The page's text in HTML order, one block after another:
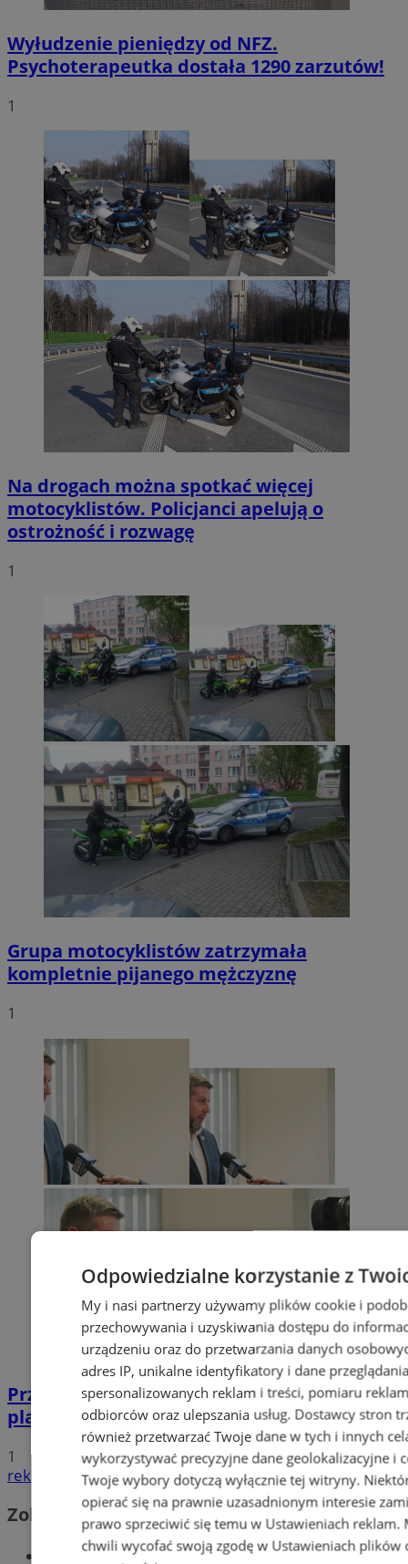
Wyłudzenie pieniędzy od NFZ.
Psychoterapeutka dostała 1290 zarzutów!
1
Na drogach można spotkać więcej
motocyklistów. Policjanci apelują o
ostrożność i rozwagę
1
Grupa motocyklistów zatrzymała
kompletnie pijanego mężczyznę
1
Przyszłość Wodzisławia Śląskiego:
planowane inwestycje na 2025 rok
1
reklama
Zobacz również
Wiadomości kryminalne w Wodzisławiu
Odpowiedzialne korzystanie z
My i nasi partnerzy używamy plików cookie i
przechowywania i uzyskiwania dostępu do
urządzeniu oraz do przetwarzania danych
adres IP, unikalne identyfikatory i dane
spersonalizowanych reklam i treści, pomiaru
odbiorców oraz ulepszania usług. Dostawcy stron
również przetwarzać Twoje dane w tych i innych
wykorzystywać precyzyjne dane geolokalizacyjne i
Twoje wybory dotyczą wyłącznie tej witryny.
opierać się na prawnie uzasadnionym interesie
prawo sprzeciwić się temu w Ustawieniach reklam.
chwili wycofać swoją zgodę w Ustawieniach plików